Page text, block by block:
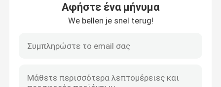
Συρρικνώστε τις ετικέτες με μανίκι
Πλαστικές σακούλες μεταφοράς γιλέκων
βιοδιασπάσιμες τσάντες αγορών
Αφήστε ένα μήνυμα
We bellen je snel terug!